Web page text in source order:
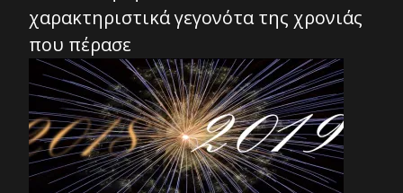
χαρακτηριστικά γεγονότα της χρονιάς
που πέρασε